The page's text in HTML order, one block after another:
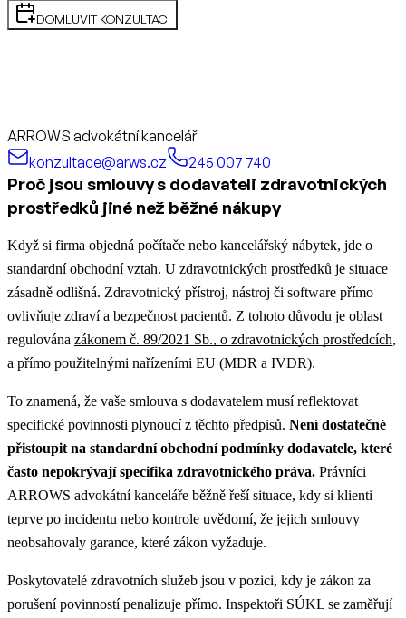
DOMLUVIT KONZULTACI
ARROWS advokátní kancelář
konzultace@arws.cz
245 007 740
Proč jsou smlouvy s dodavateli zdravotnických
prostředků jiné než běžné nákupy
Když si firma objedná počítače nebo kancelářský nábytek, jde o
standardní obchodní vztah. U zdravotnických prostředků je situace
zásadně odlišná. Zdravotnický přístroj, nástroj či software přímo
ovlivňuje zdraví a bezpečnost pacientů. Z tohoto důvodu je oblast
regulována zákonem č. 89/2021 Sb., o zdravotnických prostředcích,
a přímo použitelnými nařízeními EU (MDR a IVDR).
To znamená, že vaše smlouva s dodavatelem musí reflektovat
specifické povinnosti plynoucí z těchto předpisů. Není dostatečné
přistoupit na standardní obchodní podmínky dodavatele, které
často nepokrývají specifika zdravotnického práva. Právníci
ARROWS advokátní kanceláře běžně řeší situace, kdy si klienti
teprve po incidentu nebo kontrole uvědomí, že jejich smlouvy
neobsahovaly garance, které zákon vyžaduje.
Poskytovatelé zdravotních služeb jsou v pozici, kdy je zákon za
porušení povinností penalizuje přímo. Inspektoři SÚKL se zaměřují